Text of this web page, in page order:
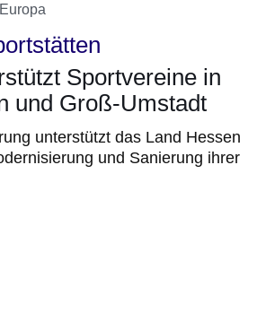
Sportvereine in
und Groß-Umstadt
unterstützt das Land Hessen
und Sanierung ihrer